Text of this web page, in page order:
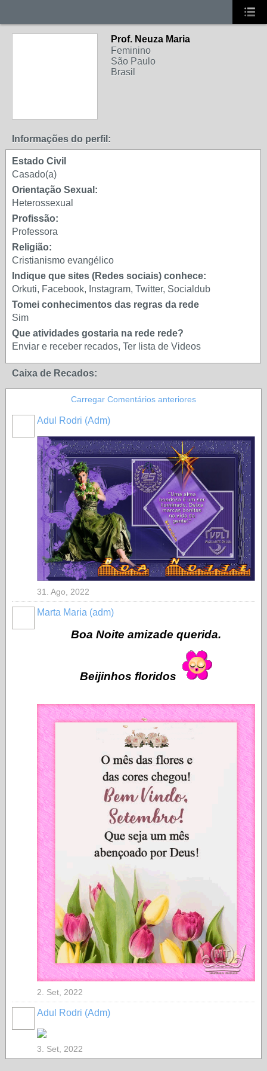
Prof. Neuza Maria
Feminino
São Paulo
Brasil
Informações do perfil:
Estado Civil
Casado(a)
Orientação Sexual:
Heterossexual
Profissão:
Professora
Religião:
Cristianismo evangélico
Indique que sites (Redes sociais) conhece:
Orkuti, Facebook, Instagram, Twitter, Socialdub
Tomei conhecimentos das regras da rede
Sim
Que atividades gostaria na rede rede?
Enviar e receber recados, Ter lista de Videos
Caixa de Recados:
Carregar Comentários anteriores
Adul Rodri (Adm)
31. Ago, 2022
Marta Maria (adm)
Boa Noite amizade querida.
Beijinhos floridos
2. Set, 2022
Adul Rodri (Adm)
3. Set, 2022